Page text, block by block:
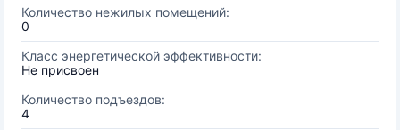
Количество нежилых помещений:
0
Класс энергетической эффективности:
Не присвоен
Количество подъездов:
4